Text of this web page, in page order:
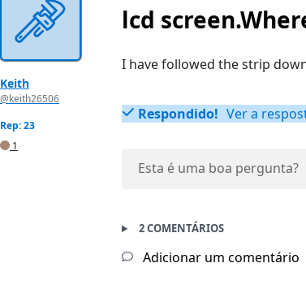
Keith
@keith26506
Rep: 23
1
lcd
I have followed the strip
Respondido! Ver a
Esta é uma boa pergunta?
2 COMENTÁRIOS
Adicionar um comentário